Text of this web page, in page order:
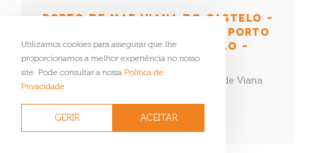
PORTO DE MAR VIANA DO CASTELO –
BOLETIM DE DIVULGAÇÃO DO PORTO
DE MAR DE VIANA DO CASTELO –
N.º73
Boletim de divulgação do porto de mar de Viana
SABER MAIS
Utilizamos cookies para assegurar que lhe
proporcionamos a melhor experiência no nosso
site. Pode consultar a nossa Política de
Privacidade
GERIR ACEITAR